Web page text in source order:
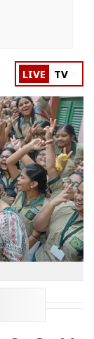
LIVE TV